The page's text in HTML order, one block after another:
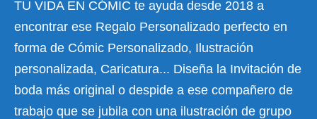
TU VIDA EN CÓMIC te ayuda desde 2018 a
encontrar ese Regalo Personalizado perfecto en
forma de Cómic Personalizado, Ilustración
personalizada, Caricatura... Diseña la Invitación de
boda más original o despide a ese compañero de
trabajo que se jubila con una ilustración de grupo